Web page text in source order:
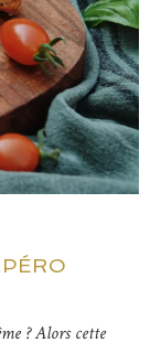
? Alors cette